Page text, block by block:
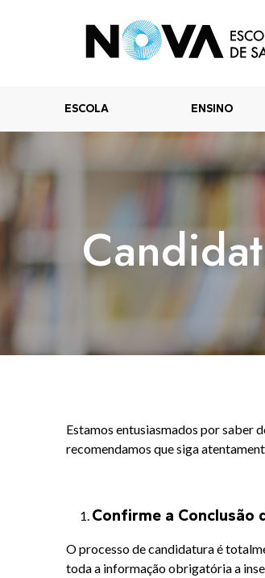
ESCOLA ENSINO
Estamos entusiasmados por saber
recomendamos que siga
Confirme a Conclusão
O processo de candidatura é
toda a informação obrigatória a